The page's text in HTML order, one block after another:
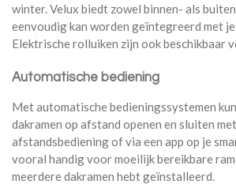
winter. Velux biedt zowel binnen- als
eenvoudig kan worden geïntegreerd met je
Elektrische rolluiken zijn ook beschikbaar
Automatische bediening
Met automatische bedieningssystemen
dakramen op afstand openen en sluiten
afstandsbediening of via een app op je
vooral handig voor moeilijk bereikbare
meerdere dakramen hebt geïnstalleerd.